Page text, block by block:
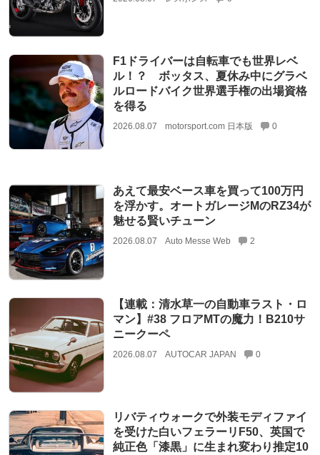
F1ドライバーは自転車でも世界レベ
ル！？ ボッタス、夏休み中にグラベ
ルロードバイク世界選手権の出場資格
を得る
2026.08.07 motorsport.com 日本版 0
あえて最安ベース車を買って100万円
を浮かす。オートガレージMのRZ34が
魅せる賢いチューン
2026.08.07 Auto Messe Web 2
【連載：清水草一の自動車ラスト・ロ
マン】#38 フロアMTの魔力！B210サ
ニークーペ
2026.08.07 AUTOCAR JAPAN 0
リバティウォークで外装モディファイ
を受けた白いフェラーリF50、英国で
純正色「漆黒」に生まれ変わり推定10